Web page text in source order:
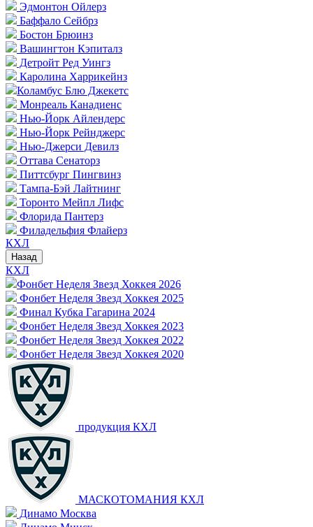
Эдмонтон Ойлерз
Баффало Сейбрз
Бостон Брюинз
Вашингтон Кэпиталз
Детройт Ред Уингз
Каролина Харрикейнз
Коламбус Блю Джекетс
Монреаль Канадиенс
Нью-Йорк Айлендерс
Нью-Йорк Рейнджерс
Нью-Джерси Девилз
Оттава Сенаторз
Питтсбург Пингвинз
Тампа-Бэй Лайтнинг
Торонто Мейпл Лифс
Флорида Пантерз
Филадельфия Флайерз
КХЛ
Назад
КХЛ
Фонбет Неделя Звезд Хоккея 2026
Фонбет Неделя Звезд Хоккея 2025
Финал Кубка Гагарина 2024
Фонбет Неделя Звезд Хоккея 2023
Фонбет Неделя Звезд Хоккея 2022
Фонбет Неделя Звезд Хоккея 2020
продукция КХЛ
МАСКОТОМАНИЯ КХЛ
Динамо Москва